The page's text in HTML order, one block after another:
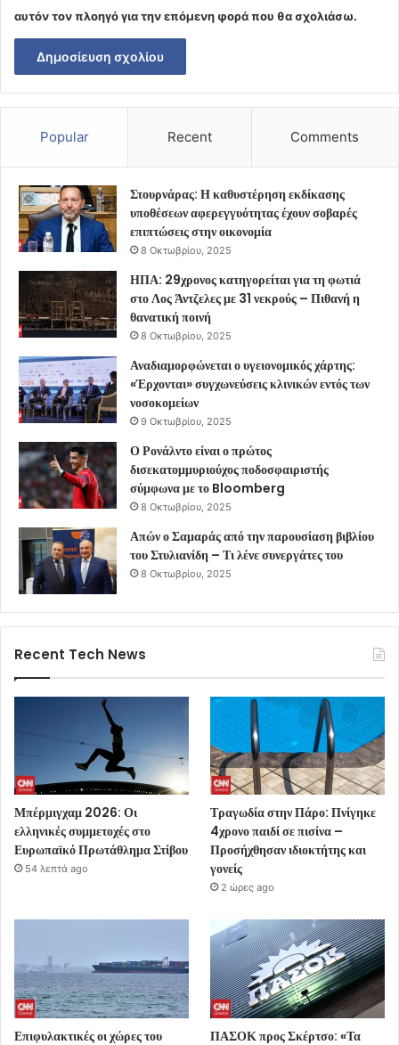
αυτόν τον πλοηγό για την επόμενη φορά που θα σχολιάσω.
Popular Recent Comments
Στουρνάρας: Η καθυστέρηση εκδίκασης
υποθέσεων αφερεγγυότητας έχουν σοβαρές
επιπτώσεις στην οικονομία
8 Οκτωβρίου, 2025
ΗΠΑ: 29χρονος κατηγορείται για τη φωτιά
στο Λος Άντζελες με 31 νεκρούς – Πιθανή η
θανατική ποινή
8 Οκτωβρίου, 2025
Αναδιαμορφώνεται ο υγειονομικός χάρτης:
«Έρχονται» συγχωνεύσεις κλινικών εντός των
νοσοκομείων
9 Οκτωβρίου, 2025
Ο Ρονάλντο είναι ο πρώτος
δισεκατομμυριούχος ποδοσφαιριστής
σύμφωνα με το Bloomberg
8 Οκτωβρίου, 2025
Απών ο Σαμαράς από την παρουσίαση βιβλίου
του Στυλιανίδη – Τι λένε συνεργάτες του
8 Οκτωβρίου, 2025
Recent Tech News
Μπέρμιγχαμ 2026: Οι
ελληνικές συμμετοχές στο
Ευρωπαϊκό Πρωτάθλημα Στίβου
54 λεπτά ago
Τραγωδία στην Πάρο: Πνίγηκε
4χρονο παιδί σε πισίνα –
Προσήχθησαν ιδιοκτήτης και
γονείς
2 ώρες ago
Επιφυλακτικές οι χώρες του ΠΑΣΟΚ προς Σκέρτσο: «Τα